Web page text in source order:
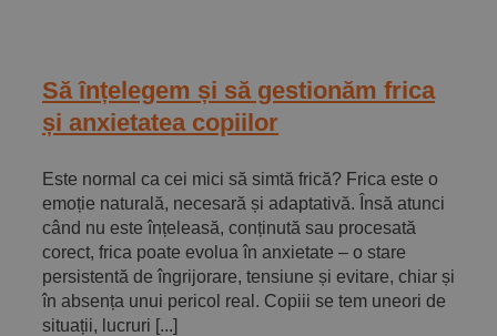
Să înțelegem și să gestionăm frica
și anxietatea copiilor
Este normal ca cei mici să simtă frică? Frica este o
emoție naturală, necesară și adaptativă. Însă atunci
când nu este înțeleasă, conținută sau procesată
corect, frica poate evolua în anxietate – o stare
persistentă de îngrijorare, tensiune și evitare, chiar și
în absența unui pericol real. Copiii se tem uneori de
situații, lucruri [...]